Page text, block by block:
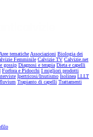
tematicheAssociazioni Biologia dei
Femminile Calvizie TV Calvizie.net
gossip Diagnosi e terapia Dieta e capelli
Forfora e Pidocchi I migliori prodotti
Ipertricosi/Irsutismo Isolinea LLLT
Trapianto di capelli Trattamenti